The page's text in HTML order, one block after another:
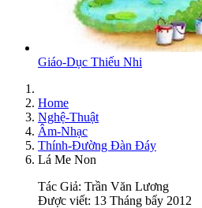
Giáo-Dục Thiếu Nhi
Home
Nghệ-Thuật
Âm-Nhạc
Thính-Đường Đàn Đáy
Lá Me Non
Tác Giả: Trần Văn Lương
Được viết: 13 Tháng bẩy 2012